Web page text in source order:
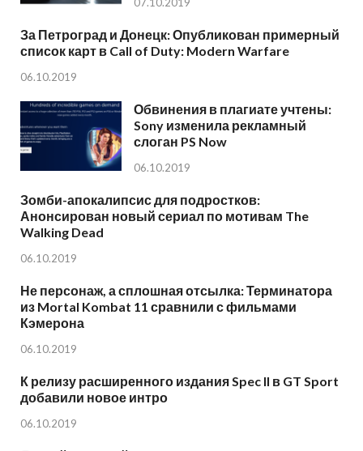
За Петроград и Донецк: Опубликован примерный
список карт в Call of Duty: Modern Warfare
06.10.2019
Обвинения в плагиате учтены:
Sony изменила рекламный
слоган PS Now
06.10.2019
Зомби-апокалипсис для подростков:
Анонсирован новый сериал по мотивам The
Walking Dead
06.10.2019
Не персонаж, а сплошная отсылка: Терминатора
из Mortal Kombat 11 сравнили с фильмами
Кэмерона
06.10.2019
К релизу расширенного издания Spec II в GT Sport
добавили новое интро
06.10.2019